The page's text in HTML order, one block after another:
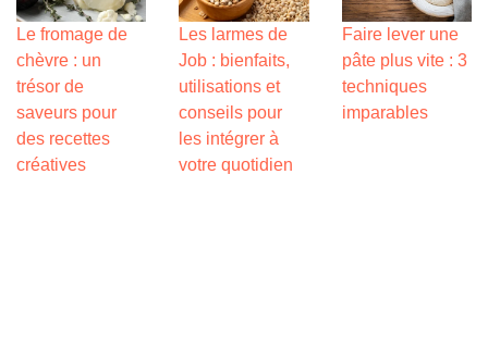
Le fromage de
chèvre : un
trésor de
saveurs pour
des recettes
créatives
Les larmes de
Job : bienfaits,
utilisations et
conseils pour
les intégrer à
votre quotidien
Faire lever une
pâte plus vite : 3
techniques
imparables